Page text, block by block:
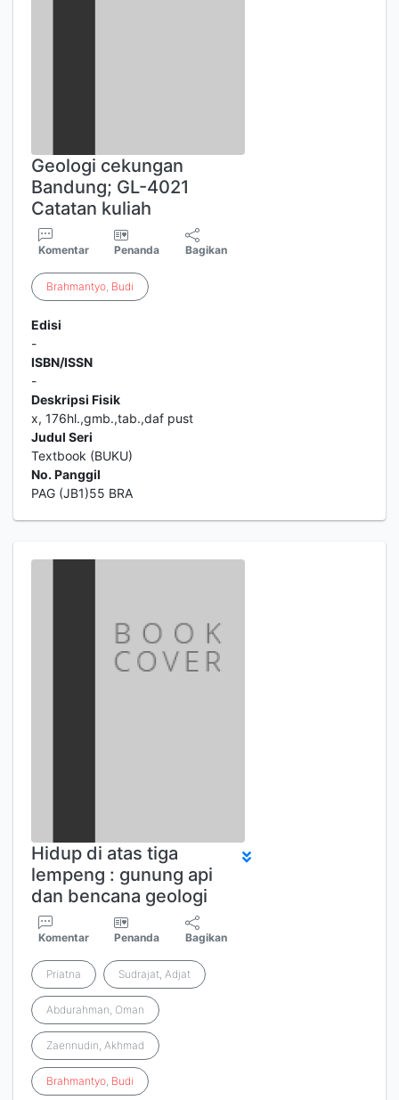
Geologi cekungan
Bandung; GL-4021
Catatan kuliah
Komentar Penanda Bagikan
Brahmantyo, Budi
Edisi
-
ISBN/ISSN
-
Deskripsi Fisik
x, 176hl.,gmb.,tab.,daf pust
Judul Seri
Textbook (BUKU)
No. Panggil
PAG (JB1)55 BRA
Hidup di atas tiga
lempeng : gunung api
dan bencana geologi
Komentar Penanda Bagikan
Priatna Sudrajat, Adjat
Abdurahman, Oman
Zaennudin, Akhmad
Brahmantyo, Budi